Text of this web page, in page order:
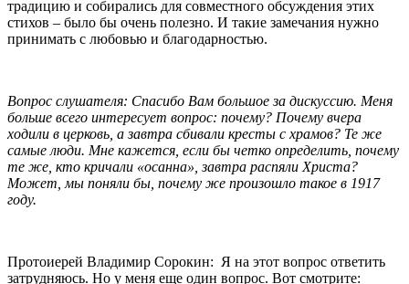
традицию и собирались для совместного обсуждения этих
стихов – было бы очень полезно. И такие замечания нужно
принимать с любовью и благодарностью.
Вопрос слушателя: Спасибо Вам большое за дискуссию. Меня
больше всего интересует вопрос: почему? Почему вчера
ходили в церковь, а завтра сбивали кресты с храмов? Те же
самые люди. Мне кажется, если бы четко определить, почему
те же, кто кричали «осанна», завтра распяли Христа?
Может, мы поняли бы, почему же произошло такое в 1917
году.
Протоиерей Владимир Сорокин: Я на этот вопрос ответить
затрудняюсь. Но у меня еще один вопрос. Вот смотрите: